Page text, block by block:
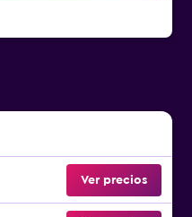
Ver precios